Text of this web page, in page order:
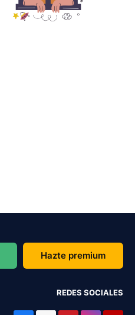
Hazte premium
REDES SOCIALES